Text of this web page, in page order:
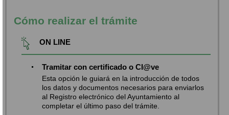
Cómo realizar el trámite
ON LINE
Tramitar con certificado o Cl@ve
Esta opción le guiará en la introducción de todos
los datos y documentos necesarios para enviarlos
al Registro electrónico del Ayuntamiento al
completar el último paso del trámite.